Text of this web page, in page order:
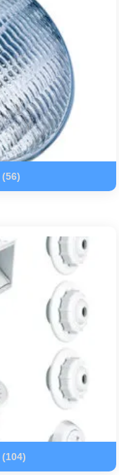
(56)
(104)